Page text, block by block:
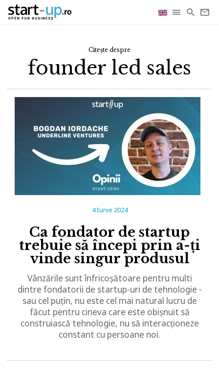
Citește despre
founder led sales
4 Iunie 2024
Ca fondator de startup
trebuie să începi prin a-ți
vinde singur produsul
Vânzările sunt înfricoșătoare pentru multi
dintre fondatorii de startup-uri de tehnologie -
sau cel puțin, nu este cel mai natural lucru de
făcut pentru cineva care este obișnuit să
construiască tehnologie, nu să interacționeze
constant cu persoane noi.